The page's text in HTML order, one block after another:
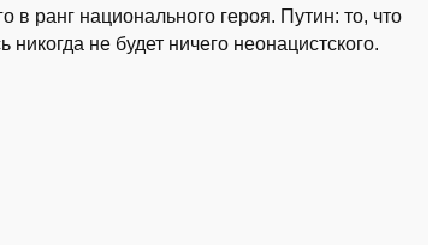
в ранг национального героя. Путин: то, что
не будет ничего неонацистского.